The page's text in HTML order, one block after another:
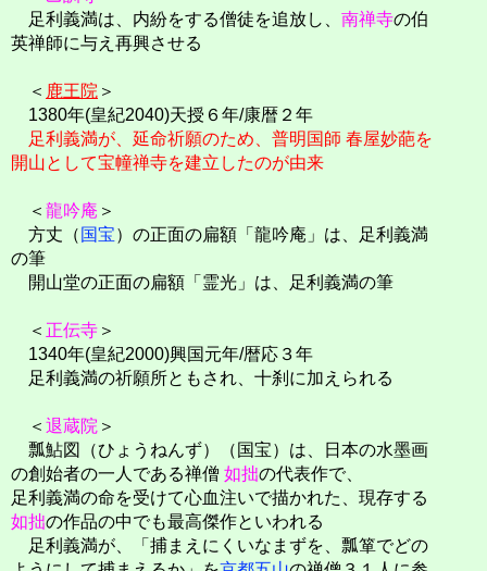
足利義満は、内紛をする僧徒を追放し、 南禅寺の伯
英禅師に与え再興させる
＜ 鹿王院 ＞
1380年(皇紀2040)天授６年/康暦２年
足利義満が、延命祈願のため、普明国師 春屋妙葩を
開山として宝幢禅寺を建立したのが由来
＜ 龍吟庵 ＞
方丈（ 国宝）の正面の扁額「龍吟庵」は、足利義満
の筆
開山堂の正面の扁額「霊光」は、足利義満の筆
＜ 正伝寺 ＞
1340年(皇紀2000)興国元年/暦応３年
足利義満の祈願所ともされ、十刹に加えられる
＜ 退蔵院 ＞
瓢鮎図（ひょうねんず）（国宝）は、日本の水墨画
の創始者の一人である禅僧 如拙の代表作で、
足利義満の命を受けて心血注いで描かれた、現存する
如拙の作品の中でも最高傑作といわれる
足利義満が、「捕まえにくいなまずを、瓢箪でどの